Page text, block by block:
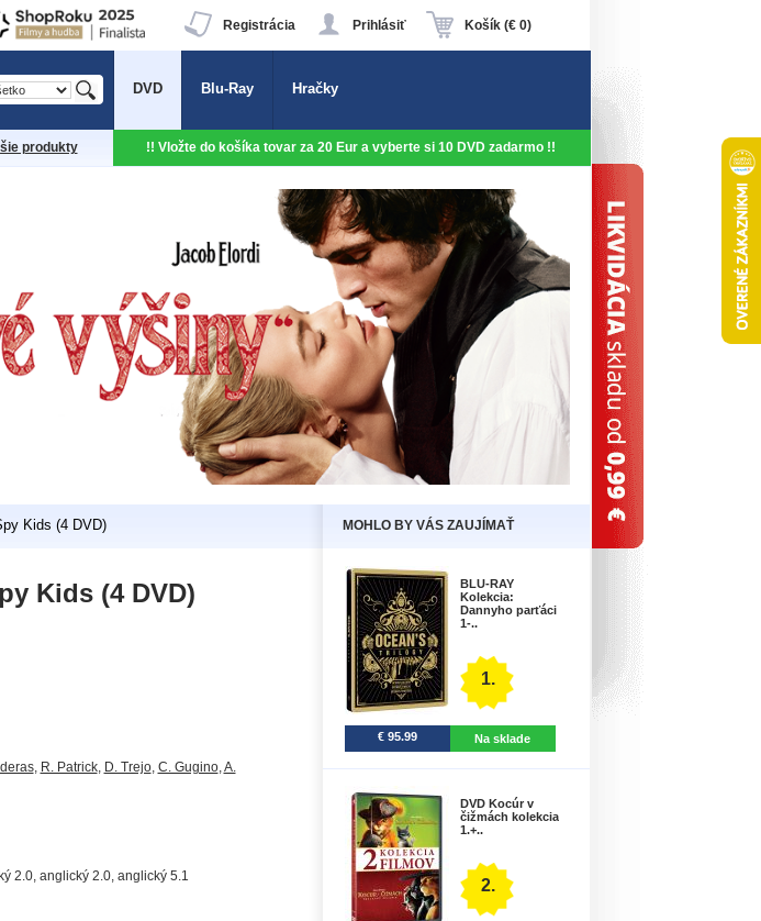
Košík (€ 0)
Prihlásiť
Registrácia
DVD Blu-Ray Hračky
produkty !! Vložte do košíka tovar za 20 Eur a vyberte si 10 DVD zadarmo !!
Kids (4 DVD) MOHLO BY VÁS ZAUJÍMAŤ
Kids (4 DVD)
, R. Patrick, D. Trejo, C. Gugino,A.
2.0, anglický 2.0, anglický 5.1
BLU-RAY
Kolekcia:
Dannyho parťáci
1-..
1.
€ 95.99 Na sklade
DVD Kocúr v
čižmách kolekcia
1.+..
2.